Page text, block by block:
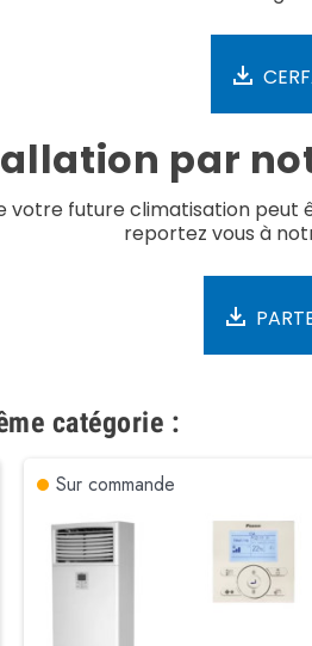
par
votre future climatisation
reportez vous à
catégorie :
Sur commande